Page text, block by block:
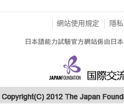
網站使用規定 隱